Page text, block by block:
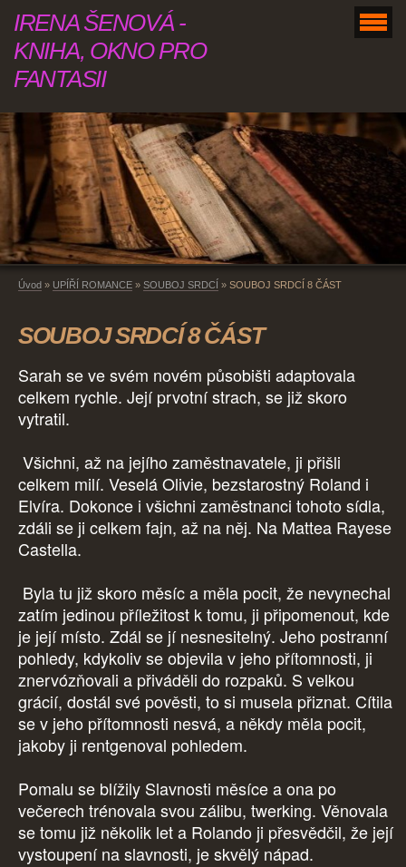
IRENA ŠENOVÁ -
KNIHA, OKNO PRO
FANTASII
Úvod » UPÍŘÍ ROMANCE » SOUBOJ SRDCÍ » SOUBOJ SRDCÍ 8 ČÁST
SOUBOJ SRDCÍ 8 ČÁST
Sarah se ve svém novém působišti adaptovala
celkem rychle. Její prvotní strach, se již skoro
vytratil.
Všichni, až na jejího zaměstnavatele, ji přišli
celkem milí. Veselá Olivie, bezstarostný Roland i
Elvíra. Dokonce i všichni zaměstnanci tohoto sídla,
zdáli se ji celkem fajn, až na něj. Na Mattea Rayese
Castella.
Byla tu již skoro měsíc a měla pocit, že nevynechal
zatím jedinou příležitost k tomu, ji připomenout, kde
je její místo. Zdál se jí nesnesitelný. Jeho postranní
pohledy, kdykoliv se objevila v jeho přítomnosti, ji
znervózňovali a přiváděli do rozpaků. S velkou
grácií, dostál své pověsti, to si musela přiznat. Cítila
se v jeho přítomnosti nesvá, a někdy měla pocit,
jakoby ji rentgenoval pohledem.
Pomalu se blížily Slavnosti měsíce a ona po
večerech trénovala svou zálibu, twerking. Věnovala
se tomu již několik let a Rolando ji přesvědčil, že její
vystoupení na slavnosti, je skvělý nápad.